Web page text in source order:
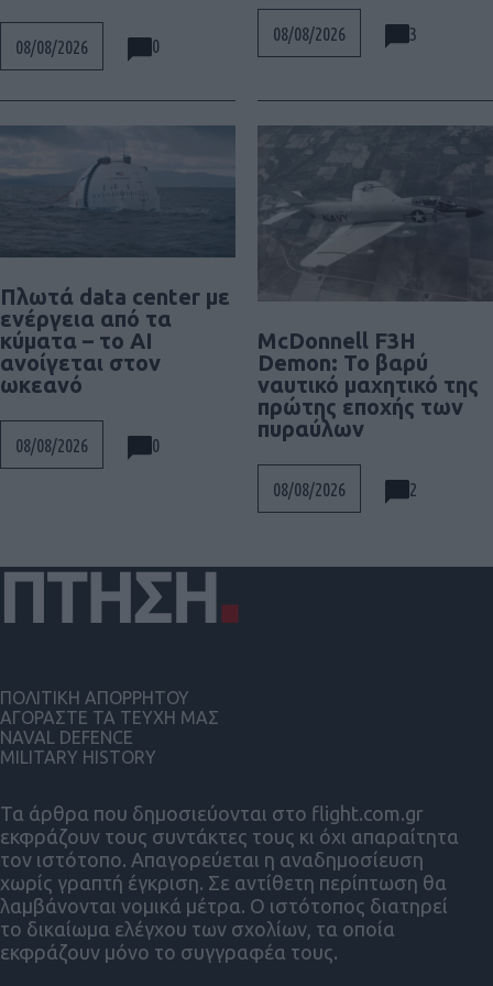
08/08/2026 0
08/08/2026 3
Πλωτά data center με
ενέργεια από τα
κύματα – το AI
ανοίγεται στον
ωκεανό
08/08/2026 0
McDonnell F3H
Demon: Το βαρύ
ναυτικό μαχητικό της
πρώτης εποχής των
πυραύλων
08/08/2026 2
Τα άρθρα που δημοσιεύονται στο flight.com.gr
εκφράζουν τους συντάκτες τους κι όχι απαραίτητα
τον ιστότοπο. Απαγορεύεται η αναδημοσίευση
χωρίς γραπτή έγκριση. Σε αντίθετη περίπτωση θα
λαμβάνονται νομικά μέτρα. Ο ιστότοπος διατηρεί
το δικαίωμα ελέγχου των σχολίων, τα οποία
εκφράζουν μόνο το συγγραφέα τους.
ΠΟΛΙΤΙΚΗ ΑΠΟΡΡΗΤΟΥ
ΑΓΟΡΑΣΤΕ ΤΑ ΤΕΥΧΗ ΜΑΣ
NAVAL DEFENCE
MILITARY HISTORY